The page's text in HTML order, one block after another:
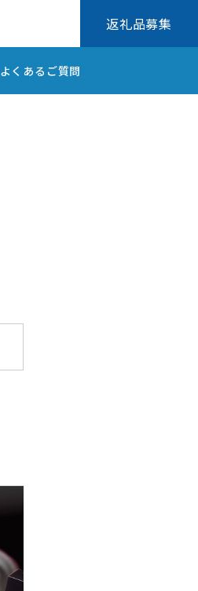
返礼品募集
よくあるご質問